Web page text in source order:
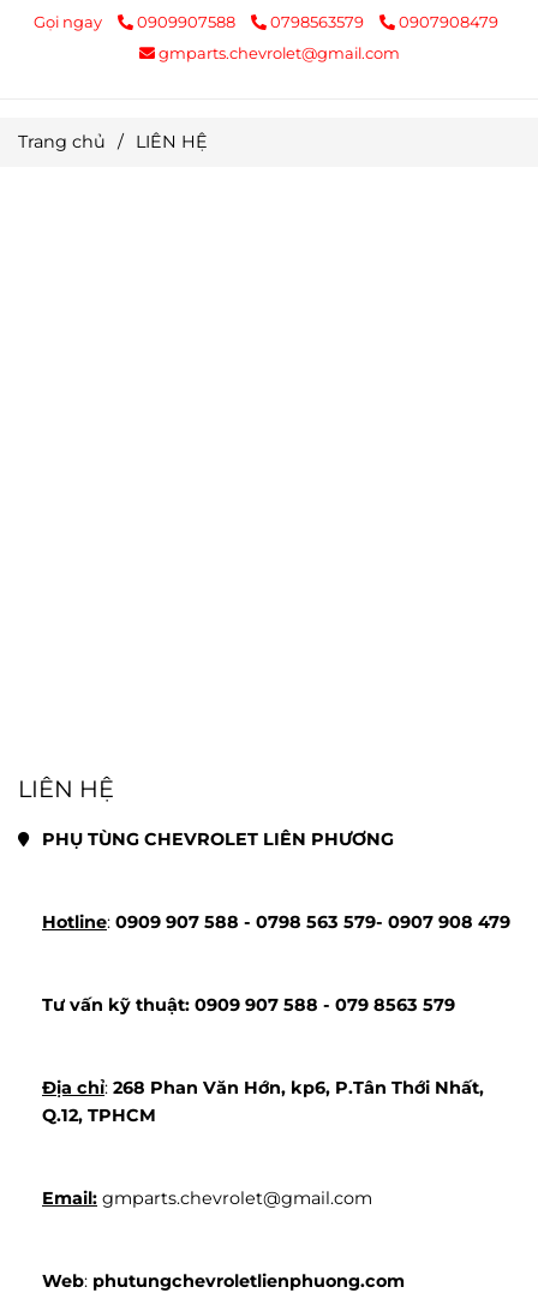
Gọi ngay 0909907588 0798563579
0907908479
gmparts.chevrolet@gmail.com
Trang chủ / LIÊN HỆ
LIÊN HỆ
PHỤ TÙNG CHEVROLET LIÊN PHƯƠNG
Hotline: 0909 907 588 - 0798 563 579- 0907 908 479
Tư vấn kỹ thuật: 0909 907 588 - 079 8563 579
Địa chỉ: 268 Phan Văn Hớn, kp6, P.Tân Thới Nhất,
Q.12, TPHCM
Email: gmparts.chevrolet@gmail.com
Web: phutungchevroletlienphuong.com